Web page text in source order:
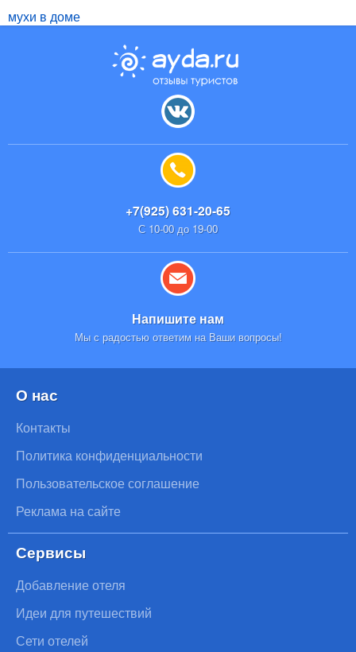
мухи в доме
+7(925) 631-20-65
С 10-00 до 19-00
Напишите нам
Мы с радостью ответим на Ваши вопросы!
О нас
Контакты
Политика конфиденциальности
Пользовательское соглашение
Реклама на сайте
Сервисы
Добавление отеля
Идеи для путешествий
Сети отелей